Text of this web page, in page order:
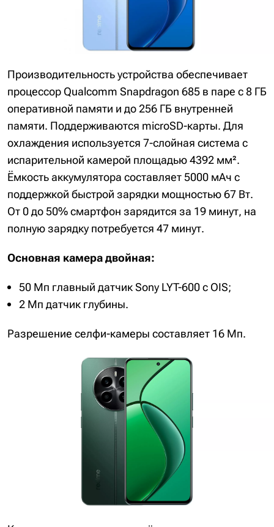
Производительность устройства обеспечивает
процессор Qualcomm Snapdragon 685 в паре с 8 ГБ
оперативной памяти и до 256 ГБ внутренней
памяти. Поддерживаются microSD-карты. Для
охлаждения используется 7-слойная система с
испарительной камерой площадью 4392 мм².
Ёмкость аккумулятора составляет 5000 мАч с
поддержкой быстрой зарядки мощностью 67 Вт.
От 0 до 50% смартфон зарядится за 19 минут, на
полную зарядку потребуется 47 минут.
Основная камера двойная:
50 Мп главный датчик Sony LYT-600 с OIS;
2 Мп датчик глубины.
Разрешение селфи-камеры составляет 16 Мп.